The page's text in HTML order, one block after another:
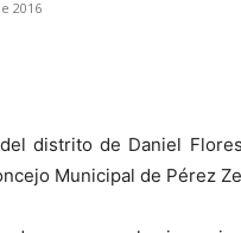
2016
distrito de Daniel
Municipal de Pérez